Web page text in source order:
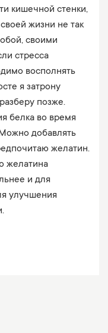
кишечной стенки,
жизни не так
своими
стресса
восполнять
я затрону
позже.
белка во время
добавлять
желатин.
желатина
и для
улучшения